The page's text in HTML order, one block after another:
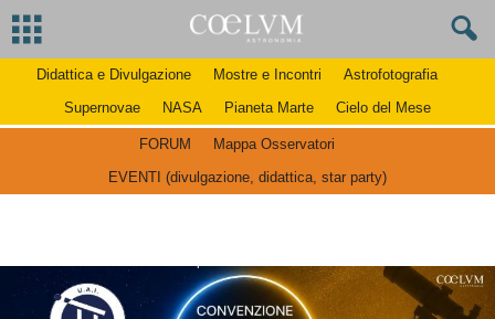
Didattica e Divulgazione Mostre e Incontri
Astrofotografia
Supernovae
NASA Pianeta Marte Cielo del Mese
FORUM
Mappa Osservatori
EVENTI (divulgazione, didattica, star party)